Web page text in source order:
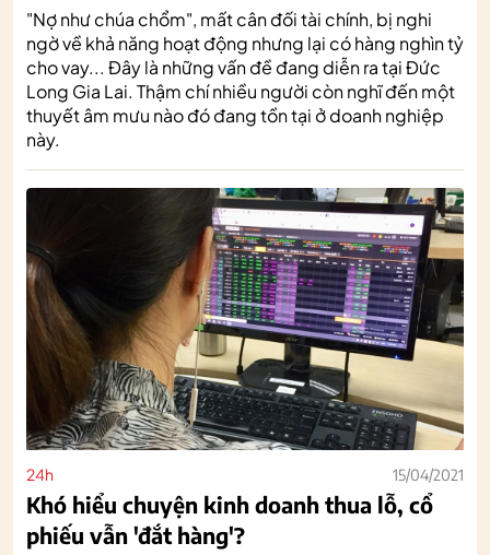
"Nợ như chúa chổm", mất cân đối tài chính, bị nghi
ngờ về khả năng hoạt động nhưng lại có hàng nghìn tỷ
cho vay... Đây là những vấn đề đang diễn ra tại Đức
Long Gia Lai. Thậm chí nhiều người còn nghĩ đến một
thuyết âm mưu nào đó đang tồn tại ở doanh nghiệp
này.
24h 15/04/2021
Khó hiểu chuyện kinh doanh thua lỗ, cổ
phiếu vẫn 'đắt hàng'?